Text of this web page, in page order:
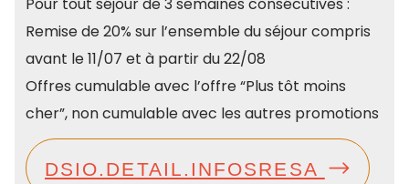
Remise de 20% sur l’ensemble du séjour compris
avant le 11/07 et à partir du 22/08
Offres cumulable avec l’offre “Plus tôt moins
cher”, non cumulable avec les autres promotions
DSIO.DETAIL.INFOSRESA